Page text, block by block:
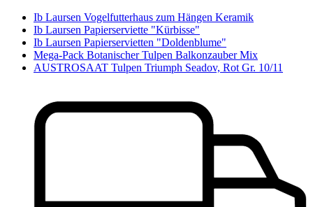
Ib Laursen Vogelfutterhaus zum Hängen Keramik
Ib Laursen Papierserviette "Kürbisse"
Ib Laursen Papierservietten "Doldenblume"
Mega-Pack Botanischer Tulpen Balkonzauber Mix
AUSTROSAAT Tulpen Triumph Seadov, Rot Gr. 10/11